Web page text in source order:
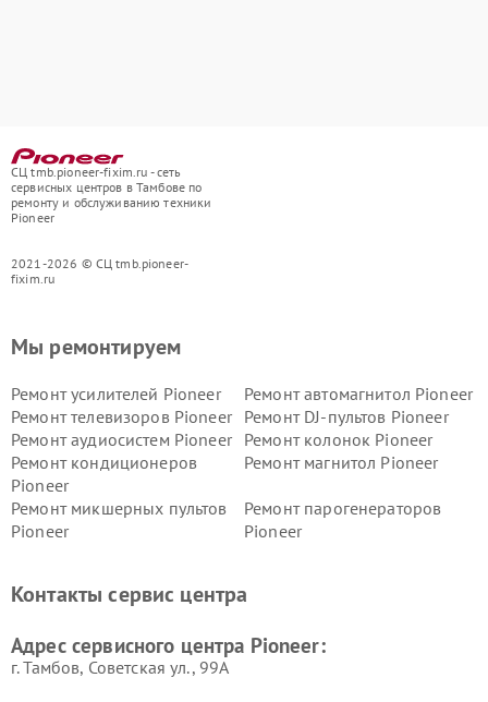
СЦ tmb.pioneer-fixim.ru - сеть
сервисных центров в Тамбове по
ремонту и обслуживанию техники
Pioneer
2021-2026 © СЦ tmb.pioneer-
fixim.ru
Мы ремонтируем
Ремонт усилителей Pioneer
Ремонт автомагнитол Pioneer
Ремонт телевизоров Pioneer
Ремонт DJ-пультов Pioneer
Ремонт аудиосистем Pioneer
Ремонт колонок Pioneer
Ремонт кондиционеров
Pioneer
Ремонт магнитол Pioneer
Ремонт микшерных пультов
Pioneer
Ремонт парогенераторов
Pioneer
Контакты сервис центра
Адрес сервисного центра Pioneer:
г. Тамбов, Советская ул., 99А